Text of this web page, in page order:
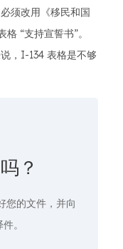
须改用《移民和国
“支持宣誓书”。
，I-134 表格是不够
？
您的文件，并向
。